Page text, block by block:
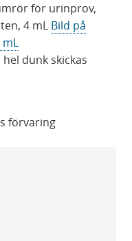
för urinprov,
4 mL Bild på
dunk skickas
förvaring